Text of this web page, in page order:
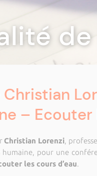
– Ecouter
Christian Lorenzi,
humaine, pour une
les cours d’eau.